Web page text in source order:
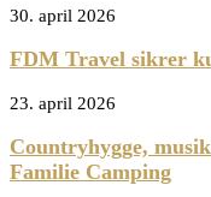
30. april 2026
FDM Travel sikrer
23. april 2026
Countryhygge,
Familie Camping